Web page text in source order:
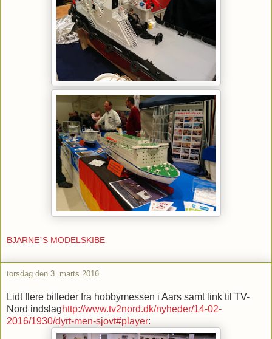
BJARNE´S MODELSKIBE
torsdag den 3. marts 2016
Lidt flere billeder fra hobbymessen i Aars samt link til TV-
Nord indslaghttp://www.tv2nord.dk/nyheder/14-02-
2016/1930/dyrt-men-sjovt#player: